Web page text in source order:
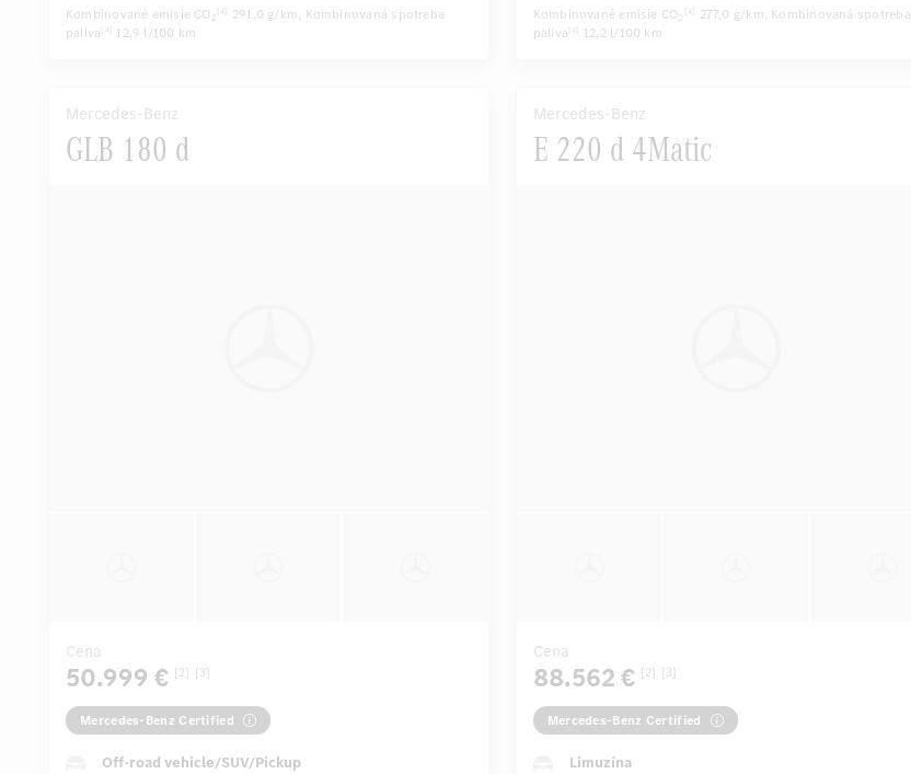
Kombinované emisie CO 2 [4] 291,0 g/km, Kombinovaná spotreba
paliva
[4] 12,9 l/100 km Aktívne viacobrysové sedadlá
Kombinované emisie CO2 [4] 277,0 g/km, Kombinovaná spotreba
paliva [4] 12,2 l/100 km
Mercedes-Benz
GLB 180 d
Cena
50.999 € [2] [3]
Mercedes-Benz Certified
Off-road vehicle/SUV/Pickup
Mercedes-Benz
E 220 d 4Matic
Cena
88.562 € [2] [3]
Mercedes-Benz Certified
Limuzína